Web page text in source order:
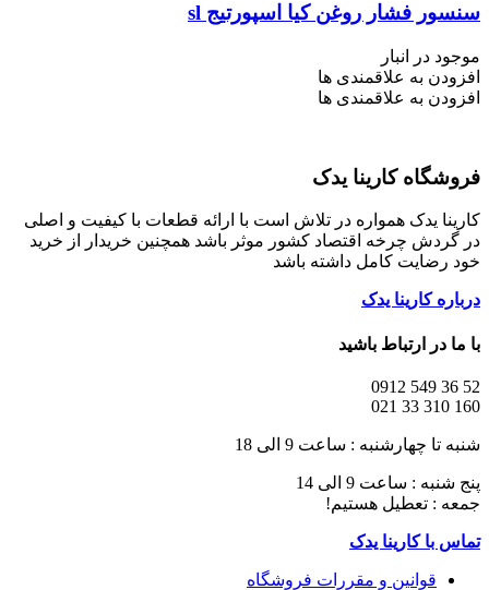
سنسور فشار روغن کیا اسپورتیج sl
موجود در انبار
افزودن به علاقمندی ها
افزودن به علاقمندی ها
فروشگاه کارینا یدک
کارینا یدک همواره در تلاش است با ارائه قطعات با کیفیت و اصلی
در گردش چرخه اقتصاد کشور موثر باشد همچنین خریدار از خرید
خود رضایت کامل داشته باشد
درباره کارینا یدک
با ما در ارتباط باشید
52 36 549 0912
160 310 33 021
شنبه تا چهارشنبه : ساعت 9 الی 18
پنج شنبه : ساعت 9 الی 14
جمعه : تعطیل هستیم!
تماس با کارینا یدک
قوانین و مقررات فروشگاه